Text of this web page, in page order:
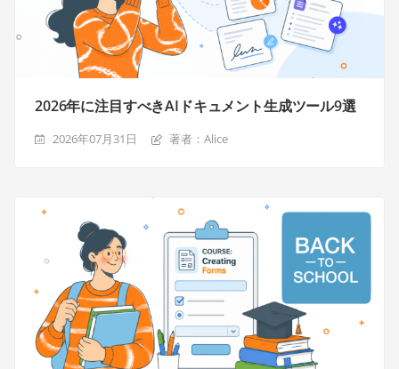
2026年に注目すべきAIドキュメント生成ツール9選
2026年07月31日 著者：Alice